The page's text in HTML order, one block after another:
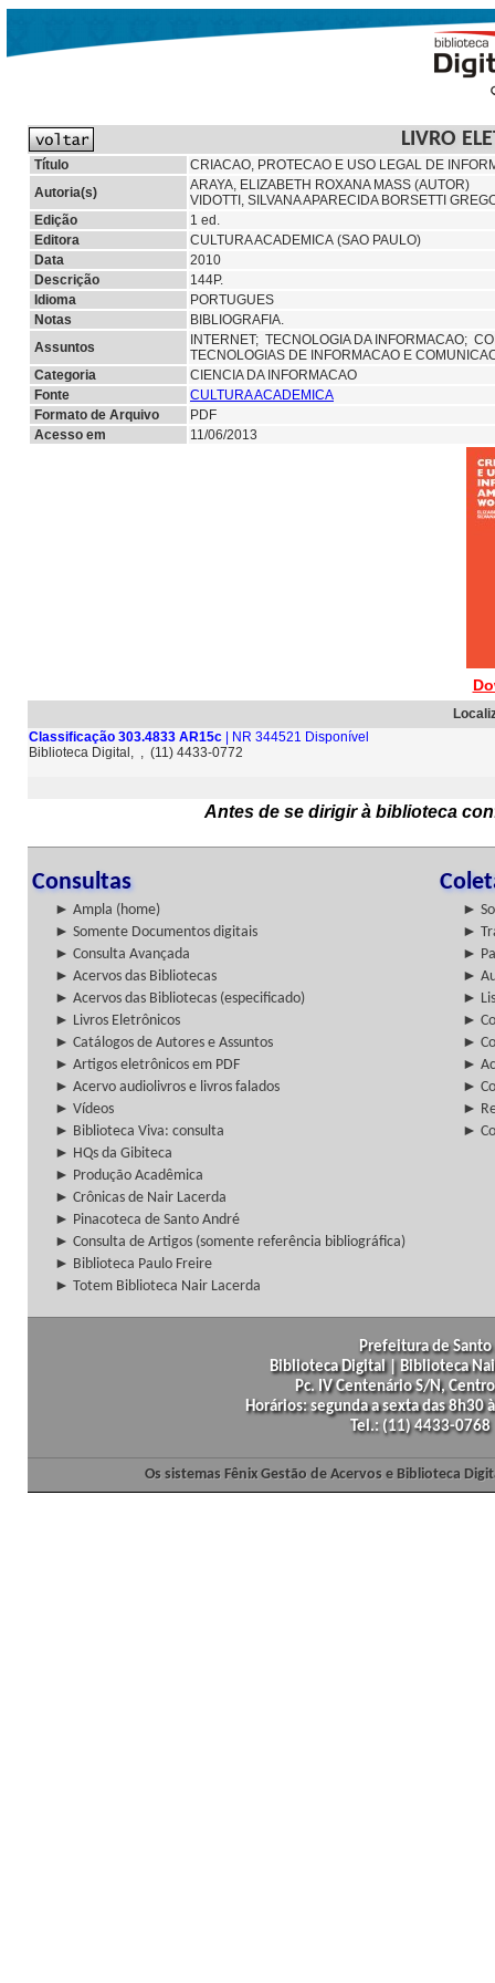
LIVRO
Título
CRIACAO, PROTECAO E USO LEGAL DE
Autoria(s)
ARAYA, ELIZABETH ROXANA MASS (AUTOR)
VIDOTTI, SILVANA APARECIDA BORSETTI
Edição
1 ed.
Editora
CULTURA ACADEMICA (SAO PAULO)
Data
2010
Descrição
144P.
Idioma
PORTUGUES
Notas
BIBLIOGRAFIA.
Assuntos
INTERNET; TECNOLOGIA DA INFORMACAO;
TECNOLOGIAS DE INFORMACAO E
Categoria
CIENCIA DA INFORMACAO
Fonte
CULTURA ACADEMICA
Formato de Arquivo
PDF
Acesso em
11/06/2013
Classificação 303.4833 AR15c | NR 344521 Disponível
Biblioteca Digital, , (11) 4433-0772
Antes de se dirigir à biblioteca
Consultas
► Ampla (home)
►
► Somente Documentos digitais
►
► Consulta Avançada
►
► Acervos das Bibliotecas
►
► Acervos das Bibliotecas (especificado)
►
► Livros Eletrônicos
►
► Catálogos de Autores e Assuntos
►
► Artigos eletrônicos em PDF
►
► Acervo audiolivros e livros falados
►
► Vídeos
►
► Biblioteca Viva: consulta
►
► HQs da Gibiteca
► Produção Acadêmica
► Crônicas de Nair Lacerda
► Pinacoteca de Santo André
► Consulta de Artigos (somente referência bibliográfica)
► Biblioteca Paulo Freire
► Totem Biblioteca Nair Lacerda
Prefeitura de
Biblioteca Digital | Biblioteca
Pc. IV Centenário S/N,
Horários: segunda a sexta das
Tel.: (11) 4433-
Os sistemas Fênix Gestão de Acervos e Biblioteca